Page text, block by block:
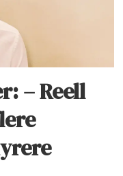
– Reell